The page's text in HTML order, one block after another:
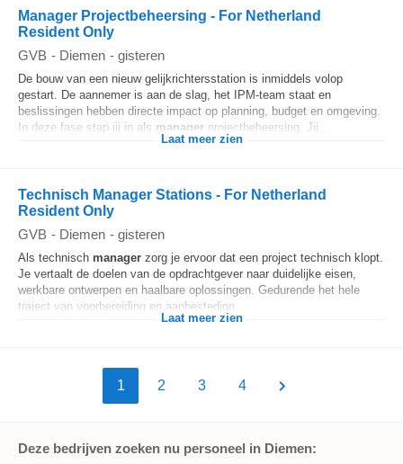
Manager Projectbeheersing - For Netherland
Resident Only
GVB - Diemen - gisteren
De bouw van een nieuw gelijkrichtersstation is inmiddels volop
gestart. De aannemer is aan de slag, het IPM-team staat en
beslissingen hebben directe impact op planning, budget en omgeving.
In deze fase stap jij in als manager projectbeheersing. Jij...
Laat meer zien
Technisch Manager Stations - For Netherland
Resident Only
GVB - Diemen - gisteren
Als technisch manager zorg je ervoor dat een project technisch klopt.
Je vertaalt de doelen van de opdrachtgever naar duidelijke eisen,
werkbare ontwerpen en haalbare oplossingen. Gedurende het hele
traject van voorbereiding en aanbesteding...
Laat meer zien
1 2 3 4
Deze bedrijven zoeken nu personeel in Diemen: